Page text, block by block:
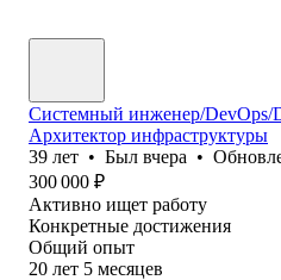
Системный инженер/DevOps/
Архитектор инфраструктуры
39 лет • Был вчера •
300 000 ₽
Активно ищет работу
Конкретные достижения
Общий опыт
20 лет 5 месяцев